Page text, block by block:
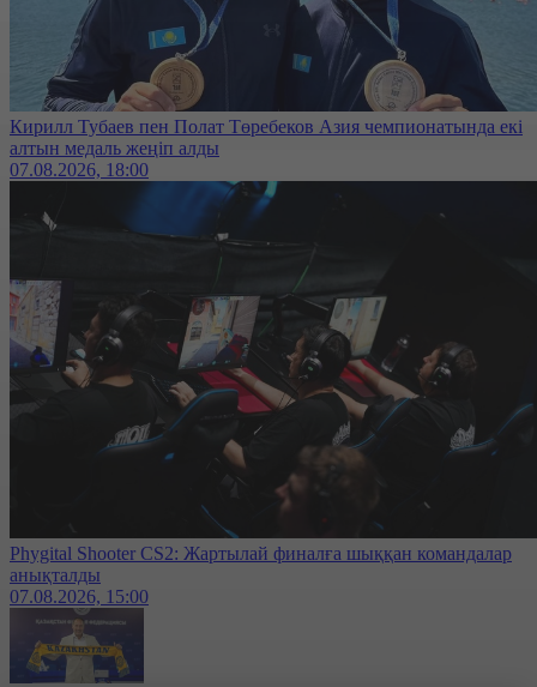
Кирилл Тубаев пен Полат Төребеков Азия чемпионатында екі
алтын медаль жеңіп алды
07.08.2026, 18:00
Phygital Shooter CS2: Жартылай финалға шыққан командалар
анықталды
07.08.2026, 15:00